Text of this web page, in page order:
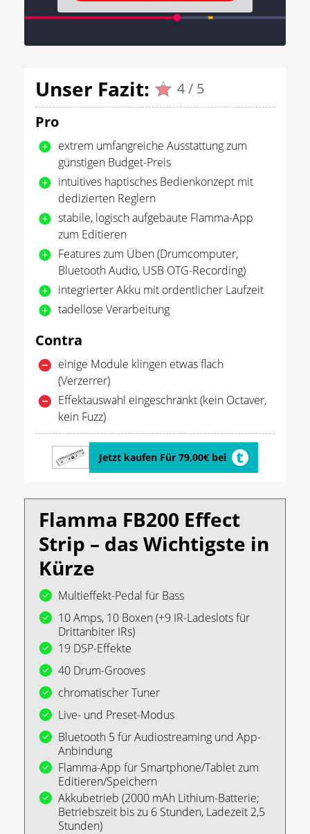
Unser Fazit:
4 / 5
Pro
extrem umfangreiche Ausstattung zum
günstigen Budget-Preis
intuitives haptisches Bedienkonzept mit
dedizierten Reglern
stabile, logisch aufgebaute Flamma-App
zum Editieren
Features zum Üben (Drumcomputer,
Bluetooth Audio, USB OTG-Recording)
integrierter Akku mit ordentlicher Laufzeit
tadellose Verarbeitung
Contra
einige Module klingen etwas flach
(Verzerrer)
Effektauswahl eingeschränkt (kein Octaver,
kein Fuzz)
Jetzt kaufen Für 79,00€ bei
Flamma FB200 Effect
Strip – das Wichtigste in
Kürze
Multieffekt-Pedal für Bass
10 Amps, 10 Boxen (+9 IR-Ladeslots für
Drittanbiter IRs)
19 DSP-Effekte
40 Drum-Grooves
chromatischer Tuner
Live- und Preset-Modus
Bluetooth 5 für Audiostreaming und App-
Anbindung
Flamma-App für Smartphone/Tablet zum
Editieren/Speichern
Akkubetrieb (2000 mAh Lithium-Batterie;
Betriebszeit bis zu 6 Stunden, Ladezeit 2,5
Stunden)